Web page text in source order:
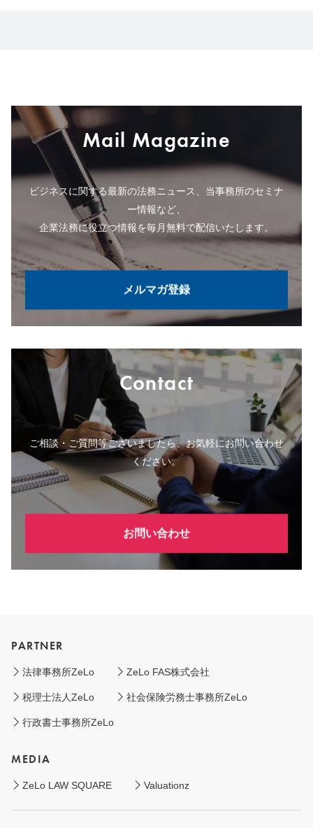
Mail Magazine
ビジネスに関する最新の法務ニュース、当事務所のセミナ
ー情報など、
企業法務に役立つ情報を毎月無料で配信いたします。
メルマガ登録
Contact
ご相談・ご質問等ございましたら、お気軽にお問い合わせ
ください。
お問い合わせ
PARTNER
法律事務所ZeLo ZeLo FAS株式会社
税理士法人ZeLo 社会保険労務士事務所ZeLo
行政書士事務所ZeLo
MEDIA
ZeLo LAW SQUARE Valuationz